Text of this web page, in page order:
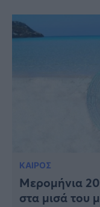
ΚΑΙΡΟΣ
Μερομήνια
στα μισά του